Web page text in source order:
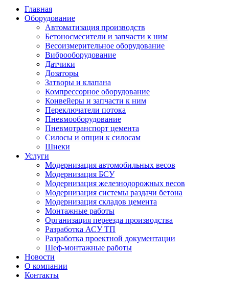
Главная
Оборудование
Автоматизация производств
Бетоносмесители и запчасти к ним
Весоизмерительное оборудование
Виброоборудование
Датчики
Дозаторы
Затворы и клапана
Компрессорное оборудование
Конвейеры и запчасти к ним
Переключатели потока
Пневмооборудование
Пневмотранспорт цемента
Силосы и опции к силосам
Шнеки
Услуги
Модернизация автомобильных весов
Модернизация БСУ
Модернизация железнодорожных весов
Модернизация системы раздачи бетона
Модернизация складов цемента
Монтажные работы
Организация переезда производства
Разработка АСУ ТП
Разработка проектной документации
Шеф-монтажные работы
Новости
О компании
Контакты